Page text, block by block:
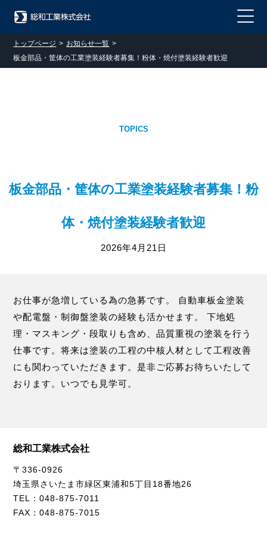
トップページ > お知らせ一覧 >
板金部品・筐体の工業塗装経験者募集！粉体・焼付塗装経験者歓迎
TOPICS
板金部品・筐体の工業塗装経験者募集！粉
体・焼付塗装経験者歓迎
2026年4月21日
お仕事が急増している為の急募です。 自動車板金塗装
や配電盤・制御盤塗装の経験も活かせます。 下地処
理・マスキング・段取りも含め、品質重視の塗装を行う
仕事です。将来は塗装の工程の中核人材として工程改善
にも関わっていただきます。是非ご応募お待ちいたして
おります。いつでも見学可。
総和工業株式会社
〒336-0926
埼玉県さいたま市緑区東浦和5丁目18番地26
TEL：048-875-7011
FAX：048-875-7015